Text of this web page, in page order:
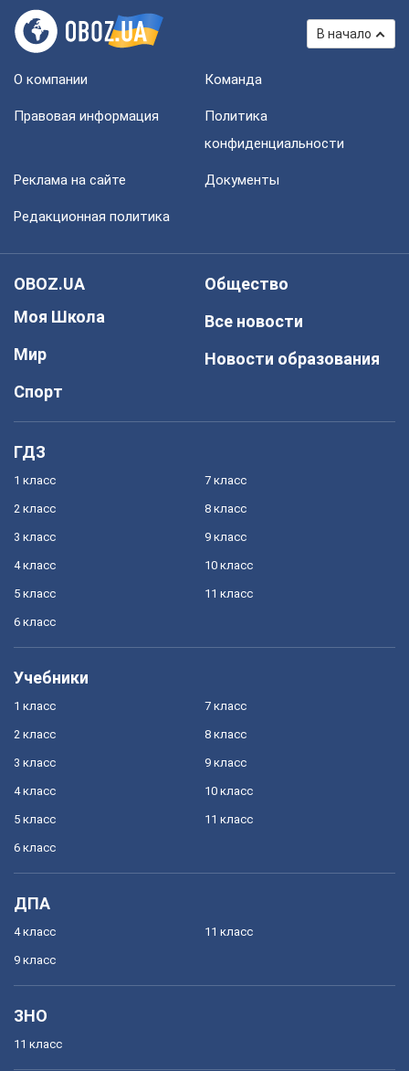
В начало
О компании Команда
Правовая информация
Политика
конфиденциальности
Реклама на сайте Документы
Редакционная политика
OBOZ.UA
Моя Школа
Мир
Спорт
Общество
Все новости
Новости образования
ГДЗ
1 класс
2 класс
3 класс
4 класс
5 класс
6 класс
7 класс
8 класс
9 класс
10 класс
11 класс
Учебники
1 класс
2 класс
3 класс
4 класс
5 класс
6 класс
7 класс
8 класс
9 класс
10 класс
11 класс
ДПА
4 класс
9 класс
11 класс
ЗНО
11 класс